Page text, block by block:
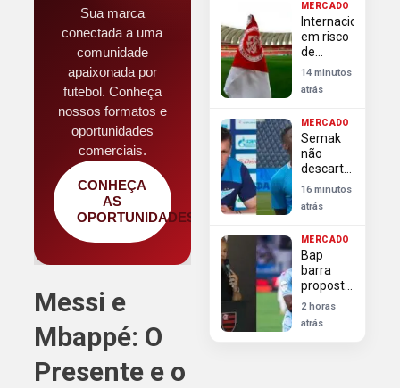
Sua marca
conectada a uma
comunidade
apaixonada por
futebol. Conheça
nossos formatos e
oportunidades
comerciais.
CONHEÇA
AS
OPORTUNIDADES
Messi e
Mbappé: O
Presente e o
Vitória e
reencontrar
vitórias
no
Brasileirão
MERCADO
Internacional
em risco
de
punição
da Fifa;
Flamengo
zagueira
por mais
5 anos
14 minutos
atrás
MERCADO
Semak
não
descarta
saída de
Luiz
Henrique
para
Flamengo
16 minutos
atrás
MERCADO
Bap
barra
proposta
do
Flamengo
pela
2 horas
atrás